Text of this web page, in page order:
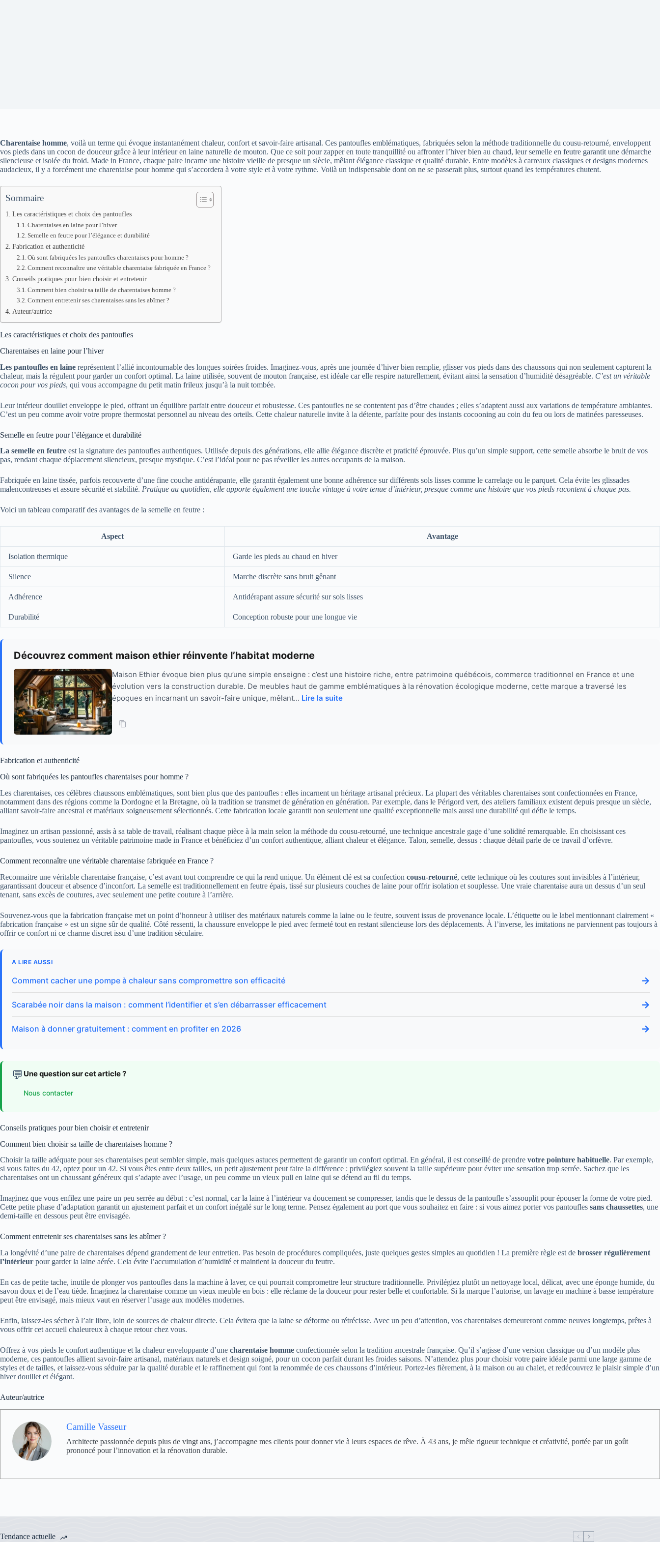
Charentaise homme, voilà un terme qui évoque instantanément chaleur, confort et savoir-faire artisanal. Ces pantoufles emblématiques, fabriquées selon la méthode traditionnelle du cousu-retourné, enveloppent
vos pieds dans un cocon de douceur grâce à leur intérieur en laine naturelle de mouton. Que ce soit pour zapper en toute tranquillité ou affronter l’hiver bien au chaud, leur semelle en feutre garantit une démarche
silencieuse et isolée du froid. Made in France, chaque paire incarne une histoire vieille de presque un siècle, mêlant élégance classique et qualité durable. Entre modèles à carreaux classiques et designs modernes
audacieux, il y a forcément une charentaise pour homme qui s’accordera à votre style et à votre rythme. Voilà un indispensable dont on ne se passerait plus, surtout quand les températures chutent.
Sommaire
Les caractéristiques et choix des pantoufles
Charentaises en laine pour l’hiver
Semelle en feutre pour l’élégance et durabilité
Fabrication et authenticité
Où sont fabriquées les pantoufles charentaises pour homme ?
Comment reconnaître une véritable charentaise fabriquée en France ?
Conseils pratiques pour bien choisir et entretenir
Comment bien choisir sa taille de charentaises homme ?
Comment entretenir ses charentaises sans les abîmer ?
Auteur/autrice
Les caractéristiques et choix des pantoufles
Charentaises en laine pour l’hiver
Les pantoufles en laine représentent l’allié incontournable des longues soirées froides. Imaginez-vous, après une journée d’hiver bien remplie, glisser vos pieds dans des chaussons qui non seulement capturent la
chaleur, mais la régulent pour garder un confort optimal. La laine utilisée, souvent de mouton française, est idéale car elle respire naturellement, évitant ainsi la sensation d’humidité désagréable. C’est un véritable
cocon pour vos pieds, qui vous accompagne du petit matin frileux jusqu’à la nuit tombée.
Leur intérieur douillet enveloppe le pied, offrant un équilibre parfait entre douceur et robustesse. Ces pantoufles ne se contentent pas d’être chaudes ; elles s’adaptent aussi aux variations de température ambiantes.
C’est un peu comme avoir votre propre thermostat personnel au niveau des orteils. Cette chaleur naturelle invite à la détente, parfaite pour des instants cocooning au coin du feu ou lors de matinées paresseuses.
Semelle en feutre pour l’élégance et durabilité
La semelle en feutre est la signature des pantoufles authentiques. Utilisée depuis des générations, elle allie élégance discrète et praticité éprouvée. Plus qu’un simple support, cette semelle absorbe le bruit de vos
pas, rendant chaque déplacement silencieux, presque mystique. C’est l’idéal pour ne pas réveiller les autres occupants de la maison.
Fabriquée en laine tissée, parfois recouverte d’une fine couche antidérapante, elle garantit également une bonne adhérence sur différents sols lisses comme le carrelage ou le parquet. Cela évite les glissades
malencontreuses et assure sécurité et stabilité. Pratique au quotidien, elle apporte également une touche vintage à votre tenue d’intérieur, presque comme une histoire que vos pieds racontent à chaque pas.
Voici un tableau comparatif des avantages de la semelle en feutre :
Aspect Avantage
Isolation thermique Garde les pieds au chaud en hiver
Silence Marche discrète sans bruit gênant
Adhérence Antidérapant assure sécurité sur sols lisses
Durabilité Conception robuste pour une longue vie
Découvrez comment maison ethier réinvente l’habitat moderne
Maison Ethier évoque bien plus qu’une simple enseigne : c’est une histoire riche, entre patrimoine québécois, commerce traditionnel en France et une
évolution vers la construction durable. De meubles haut de gamme emblématiques à la rénovation écologique moderne, cette marque a traversé les
époques en incarnant un savoir-faire unique, mêlant... Lire la suite
Fabrication et authenticité
Où sont fabriquées les pantoufles charentaises pour homme ?
Les charentaises, ces célèbres chaussons emblématiques, sont bien plus que des pantoufles : elles incarnent un héritage artisanal précieux. La plupart des véritables charentaises sont confectionnées en France,
notamment dans des régions comme la Dordogne et la Bretagne, où la tradition se transmet de génération en génération. Par exemple, dans le Périgord vert, des ateliers familiaux existent depuis presque un siècle,
alliant savoir-faire ancestral et matériaux soigneusement sélectionnés. Cette fabrication locale garantit non seulement une qualité exceptionnelle mais aussi une durabilité qui défie le temps.
Imaginez un artisan passionné, assis à sa table de travail, réalisant chaque pièce à la main selon la méthode du cousu-retourné, une technique ancestrale gage d’une solidité remarquable. En choisissant ces
pantoufles, vous soutenez un véritable patrimoine made in France et bénéficiez d’un confort authentique, alliant chaleur et élégance. Talon, semelle, dessus : chaque détail parle de ce travail d’orfèvre.
Comment reconnaître une véritable charentaise fabriquée en France ?
Reconnaitre une véritable charentaise française, c’est avant tout comprendre ce qui la rend unique. Un élément clé est sa confection cousu-retourné, cette technique où les coutures sont invisibles à l’intérieur,
garantissant douceur et absence d’inconfort. La semelle est traditionnellement en feutre épais, tissé sur plusieurs couches de laine pour offrir isolation et souplesse. Une vraie charentaise aura un dessus d’un seul
tenant, sans excès de coutures, avec seulement une petite couture à l’arrière.
Souvenez-vous que la fabrication française met un point d’honneur à utiliser des matériaux naturels comme la laine ou le feutre, souvent issus de provenance locale. L’étiquette ou le label mentionnant clairement «
fabrication française » est un signe sûr de qualité. Côté ressenti, la chaussure enveloppe le pied avec fermeté tout en restant silencieuse lors des déplacements. À l’inverse, les imitations ne parviennent pas toujours à
offrir ce confort ni ce charme discret issu d’une tradition séculaire.
A LIRE AUSSI
Comment cacher une pompe à chaleur sans compromettre son efficacité →
Scarabée noir dans la maison : comment l’identifier et s’en débarrasser efficacement →
Maison à donner gratuitement : comment en profiter en 2026 →
💬 Une question sur cet article ?
Nous contacter
Conseils pratiques pour bien choisir et entretenir
Comment bien choisir sa taille de charentaises homme ?
Choisir la taille adéquate pour ses charentaises peut sembler simple, mais quelques astuces permettent de garantir un confort optimal. En général, il est conseillé de prendre votre pointure habituelle. Par exemple,
si vous faites du 42, optez pour un 42. Si vous êtes entre deux tailles, un petit ajustement peut faire la différence : privilégiez souvent la taille supérieure pour éviter une sensation trop serrée. Sachez que les
charentaises ont un chaussant généreux qui s’adapte avec l’usage, un peu comme un vieux pull en laine qui se détend au fil du temps.
Imaginez que vous enfilez une paire un peu serrée au début : c’est normal, car la laine à l’intérieur va doucement se compresser, tandis que le dessus de la pantoufle s’assouplit pour épouser la forme de votre pied.
Cette petite phase d’adaptation garantit un ajustement parfait et un confort inégalé sur le long terme. Pensez également au port que vous souhaitez en faire : si vous aimez porter vos pantoufles sans chaussettes, une
demi-taille en dessous peut être envisagée.
Comment entretenir ses charentaises sans les abîmer ?
La longévité d’une paire de charentaises dépend grandement de leur entretien. Pas besoin de procédures compliquées, juste quelques gestes simples au quotidien ! La première règle est de brosser régulièrement
l’intérieur pour garder la laine aérée. Cela évite l’accumulation d’humidité et maintient la douceur du feutre.
En cas de petite tache, inutile de plonger vos pantoufles dans la machine à laver, ce qui pourrait compromettre leur structure traditionnelle. Privilégiez plutôt un nettoyage local, délicat, avec une éponge humide, du
savon doux et de l’eau tiède. Imaginez la charentaise comme un vieux meuble en bois : elle réclame de la douceur pour rester belle et confortable. Si la marque l’autorise, un lavage en machine à basse température
peut être envisagé, mais mieux vaut en réserver l’usage aux modèles modernes.
Enfin, laissez-les sécher à l’air libre, loin de sources de chaleur directe. Cela évitera que la laine se déforme ou rétrécisse. Avec un peu d’attention, vos charentaises demeureront comme neuves longtemps, prêtes à
vous offrir cet accueil chaleureux à chaque retour chez vous.
Offrez à vos pieds le confort authentique et la chaleur enveloppante d’une charentaise homme confectionnée selon la tradition ancestrale française. Qu’il s’agisse d’une version classique ou d’un modèle plus
moderne, ces pantoufles allient savoir-faire artisanal, matériaux naturels et design soigné, pour un cocon parfait durant les froides saisons. N’attendez plus pour choisir votre paire idéale parmi une large gamme de
styles et de tailles, et laissez-vous séduire par la qualité durable et le raffinement qui font la renommée de ces chaussons d’intérieur. Portez-les fièrement, à la maison ou au chalet, et redécouvrez le plaisir simple d’un
hiver douillet et élégant.
Auteur/autrice
Camille Vasseur
Architecte passionnée depuis plus de vingt ans, j’accompagne mes clients pour donner vie à leurs espaces de rêve. À 43 ans, je mêle rigueur technique et créativité, portée par un goût
prononcé pour l’innovation et la rénovation durable.
Tendance actuelle